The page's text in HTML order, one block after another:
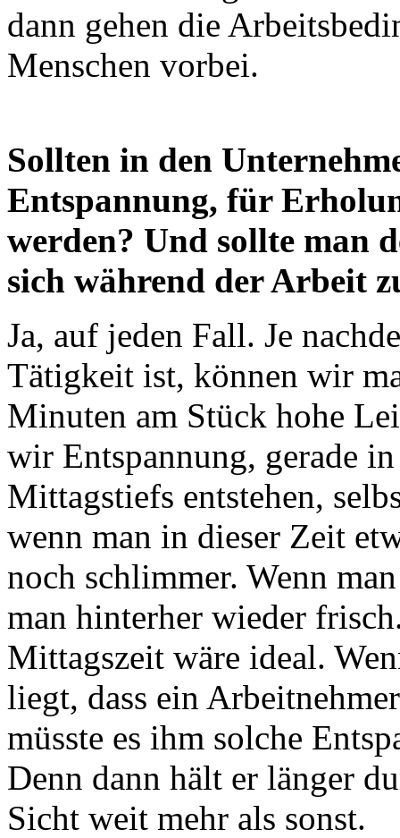
dann gehen die
Menschen vorbei.
Sollten in den
Entspannung, für
werden? Und sollte man
sich während der Arbeit
Ja, auf jeden Fall. Je
Tätigkeit ist, können wir
Minuten am Stück hohe
wir Entspannung, gerade
Mittagstiefs entstehen,
wenn man in dieser Zeit
noch schlimmer. Wenn
man hinterher wieder
Mittagszeit wäre ideal.
liegt, dass ein
müsste es ihm solche
Denn dann hält er länger
Sicht weit mehr als sonst.